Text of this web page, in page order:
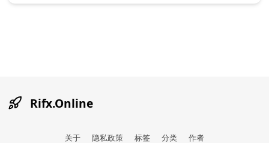
Rifx.Online
关于 隐私政策 标签 分类 作者